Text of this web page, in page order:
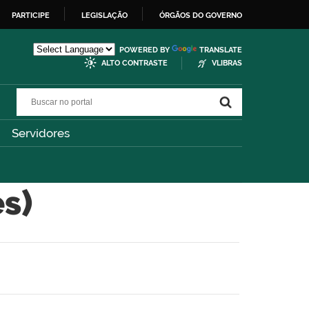
PARTICIPE LEGISLAÇÃO ÓRGÃOS DO GOVERNO
POWERED BY
TRANSLATE
ALTO CONTRASTE
VLIBRAS
Servidores